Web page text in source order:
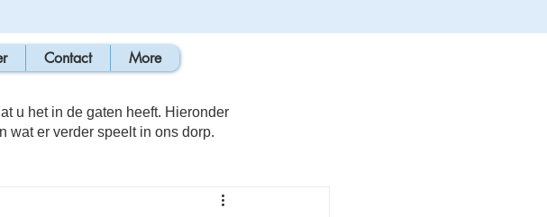
Contact More
u het in de gaten heeft. Hieronder
wat er verder speelt in ons dorp.